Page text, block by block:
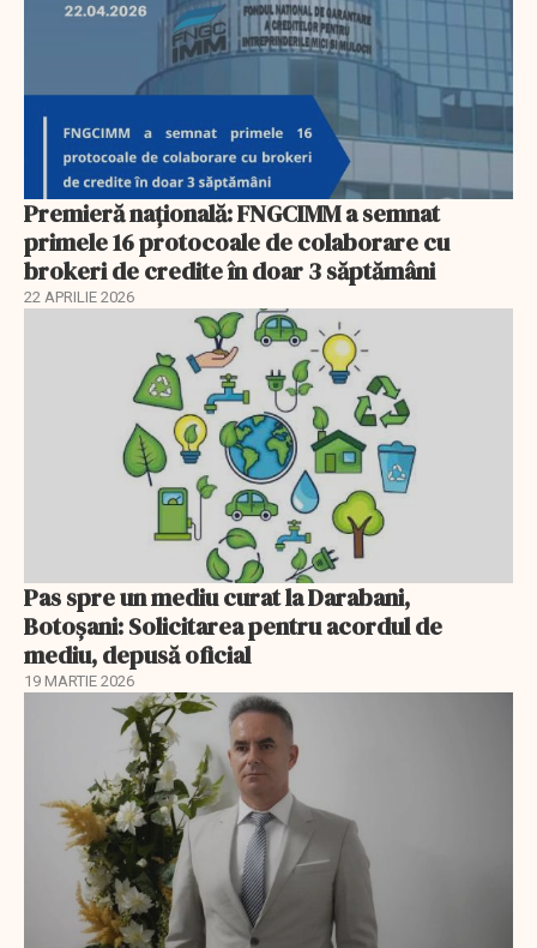
Premieră națională: FNGCIMM a semnat
primele 16 protocoale de colaborare cu
brokeri de credite în doar 3 săptămâni
22 APRILIE 2026
Pas spre un mediu curat la Darabani,
Botoşani: Solicitarea pentru acordul de
mediu, depusă oficial
19 MARTIE 2026